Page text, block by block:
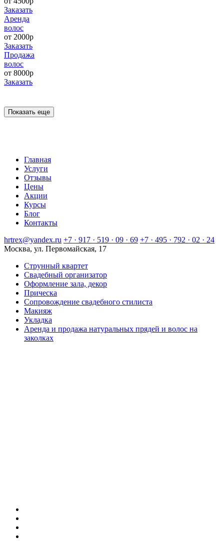
Заказать
Аренда
волос
от 2000р
Заказать
Продажа
волос
от 8000р
Заказать
Показать еще
Главная
Услуги
Отзывы
Цены
Акции
Курсы
Блог
Контакты
hrtrex@yandex.ru +7 · 917 · 519 · 09 · 69 +7 · 495 · 792 · 02 · 24
Москва, ул. Первомайская, 17
Струнный квартет
Свадебный организатор
Оформление зала, декор
Прическа
Сопровождение свадебного стилиста
Макияж
Укладка
Аренда и продажа натуральных прядей и волос на
заколках